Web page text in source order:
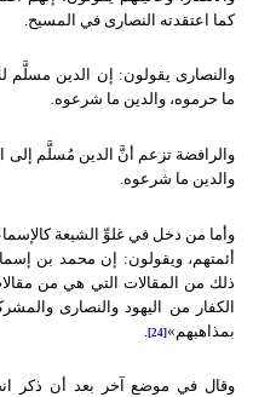
كما اعتقدته النصارى في المسيح.
والنصارى يقولون: إن الدين مسلَّم
ما حرموه، والدين ما شرعوه.
والرافضة تزعم أنَّ الدين مُسلَّم إلى
والدين ما شرعوه.
وأما من دخل في غلوِّ الشيعة
أئمتهم، ويقولون: إن محمد بن
ذلك من المقالات التي هي من
الكفار من اليهود والنصارى
بمذاهبهم»[24]
وقال في موضع آخر بعد أن ذكر